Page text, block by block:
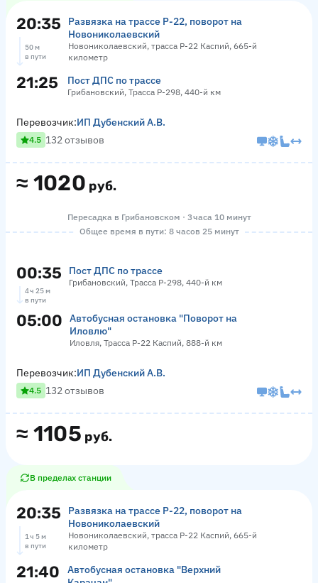
20:35
Развязка на трассе Р-22, поворот на
Новониколаевский
Новониколаевский, трасса Р-22 Каспий, 665-й
километр
50 м
в пути
21:25 Пост ДПС по трассе
Грибановский, Трасса Р-298, 440-й км
≈ 1020 руб.
Перевозчик:ИП Дубенский А.В.
4.5 132 отзывов
Пересадка в Грибановском · 3 часа 10 минут
Общее время в пути: 8 часов 25 минут
00:35 Пост ДПС по трассе
Грибановский, Трасса Р-298, 440-й км
4 ч 25 м
в пути
05:00
Автобусная остановка "Поворот на
Иловлю"
Иловля, Трасса Р-22 Каспий, 888-й км
≈ 1105 руб.
Перевозчик:ИП Дубенский А.В.
4.5 132 отзывов
В пределах станции
20:35
Развязка на трассе Р-22, поворот на
Новониколаевский
Новониколаевский, трасса Р-22 Каспий, 665-й
километр
1 ч 5 м
в пути
21:40
Автобусная остановка "Верхний